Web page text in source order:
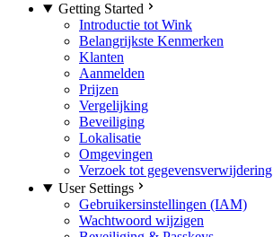
Getting Started
Introductie tot Wink
Belangrijkste Kenmerken
Klanten
Aanmelden
Prijzen
Vergelijking
Beveiliging
Lokalisatie
Omgevingen
Verzoek tot gegevensverwijdering
User Settings
Gebruikersinstellingen (IAM)
Wachtwoord wijzigen